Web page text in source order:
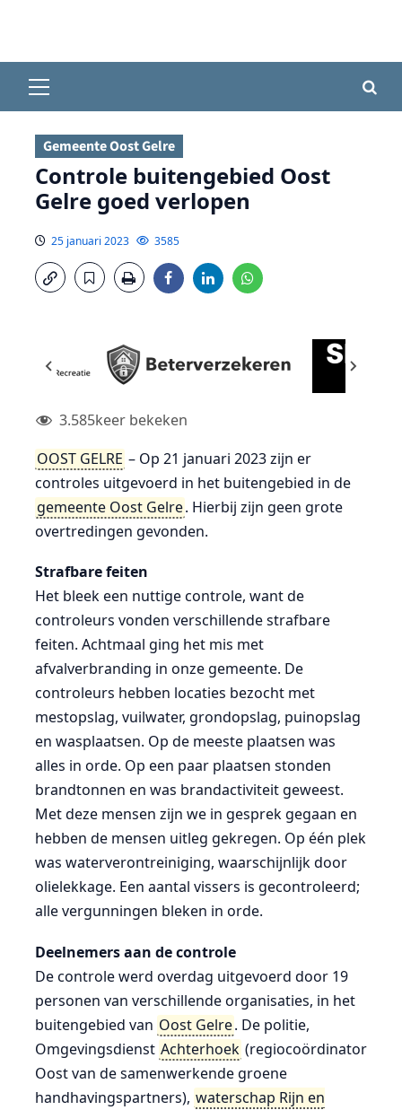
menu
Gemeente Oost Gelre
Controle buitengebied Oost
Gelre goed verlopen
25 januari 2023 3585
3.585keer bekeken
OOST GELRE – Op 21 januari 2023 zijn er
controles uitgevoerd in het buitengebied in de
gemeente Oost Gelre. Hierbij zijn geen grote
overtredingen gevonden.
Strafbare feiten
Het bleek een nuttige controle, want de
controleurs vonden verschillende strafbare
feiten. Achtmaal ging het mis met
afvalverbranding in onze gemeente. De
controleurs hebben locaties bezocht met
mestopslag, vuilwater, grondopslag, puinopslag
en wasplaatsen. Op de meeste plaatsen was
alles in orde. Op een paar plaatsen stonden
brandtonnen en was brandactiviteit geweest.
Met deze mensen zijn we in gesprek gegaan en
hebben de mensen uitleg gekregen. Op één plek
was waterverontreiniging, waarschijnlijk door
olielekkage. Een aantal vissers is gecontroleerd;
alle vergunningen bleken in orde.
Deelnemers aan de controle
De controle werd overdag uitgevoerd door 19
personen van verschillende organisaties, in het
buitengebied van Oost Gelre. De politie,
Omgevingsdienst Achterhoek (regiocoördinator
Oost van de samenwerkende groene
handhavingspartners), waterschap Rijn en